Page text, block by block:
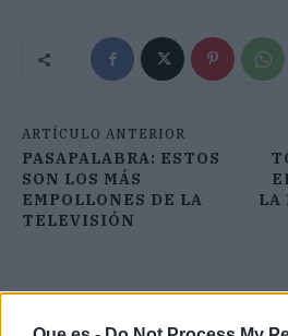
ARTÍCULO ANTERIOR
PASAPALABRA: ESTOS
SON LOS MÁS
EMPOLLONES DE LA
TELEVISIÓN
LA